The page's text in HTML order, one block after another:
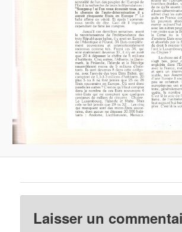
Laisser un